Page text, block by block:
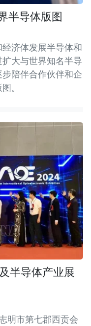
半导体版图
济体发展半导体和
大与世界知名半导
陪伴合作伙伴和企
。
半导体产业展
明市第七郡西贡会